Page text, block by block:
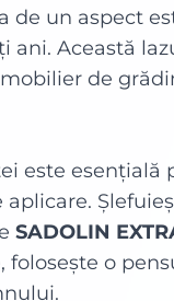
de un aspect
ani. Această
de
este
SADOLIN
folosește o